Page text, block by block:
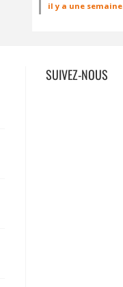
il y a une semaine
SUIVEZ-NOUS